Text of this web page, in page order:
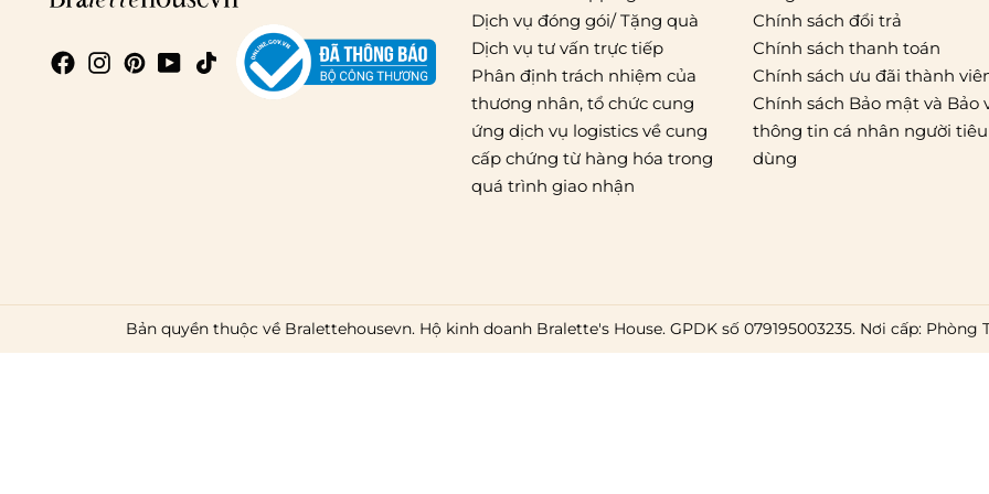
Dịch vụ đóng gói/ Tặng quà
Dịch vụ tư vấn trực tiếp
Phân định trách nhiệm của
thương nhân, tổ chức cung
ứng dịch vụ logistics về cung
cấp chứng từ hàng hóa trong
quá trình giao nhận
Chính sách đổi trả
Chính sách thanh toán
Chính sách ưu đãi thành
Chính sách Bảo mật và Bảo
thông tin cá nhân người tiêu
dùng
Bản quyền thuộc về Bralettehousevn. Hộ kinh doanh Bralette's House. GPDK số 079195003235. Nơi cấp: Phòng